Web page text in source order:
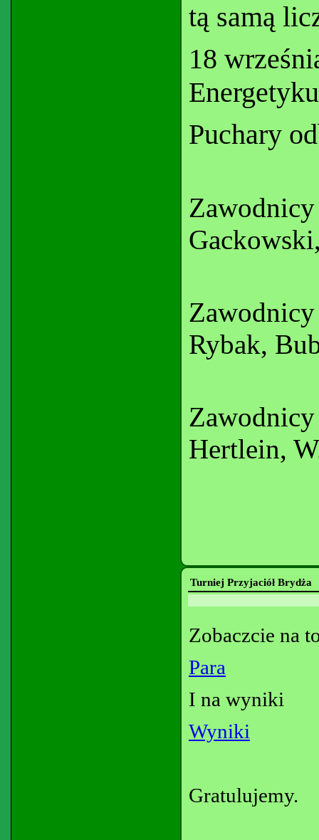
tą samą
18
Puchary
Rybak,
Hertlein,
Turniej Przyjaciół Brydża
Zobaczcie na
Para
I na wyniki
Wyniki
Gratulujemy.